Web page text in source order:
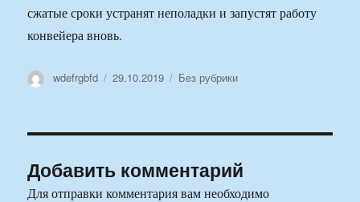
сжатые сроки устранят неполадки и запустят работу
конвейера вновь.
Автор
wdefrgbfd Опубликовано
29.10.2019 Рубрики
Без рубрики
Добавить комментарий
Для отправки комментария вам необходимо